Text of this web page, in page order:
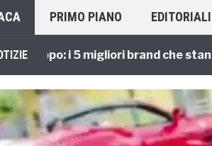
PRIMO PIANO EDITORIALI
i 5 migliori brand che stanno